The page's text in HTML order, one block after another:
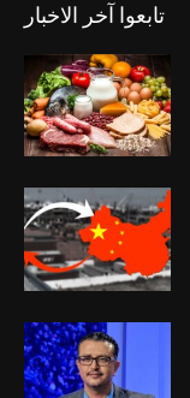
تابعوا آخر الاخبار